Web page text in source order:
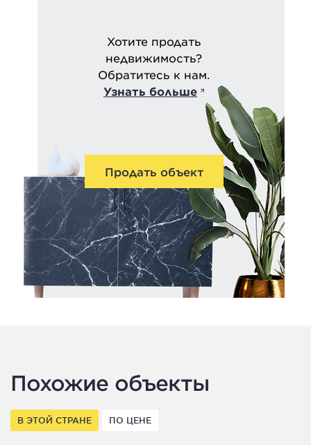
Хотите продать
недвижимость?
Обратитесь к нам.
Узнать больше
Продать объект
Похожие объекты
В ЭТОЙ СТРАНЕ ПО ЦЕНЕ